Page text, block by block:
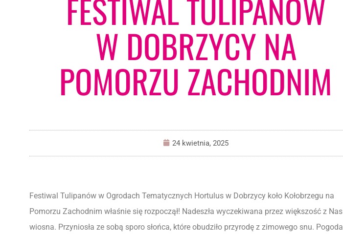
FESTIWAL TULIPANÓW
W DOBRZYCY NA
POMORZU ZACHODNIM
24 kwietnia, 2025
Festiwal Tulipanów w Ogrodach Tematycznych Hortulus w Dobrzycy koło Kołobrzegu na
Pomorzu Zachodnim właśnie się rozpoczął! Nadeszła wyczekiwana przez większość z Nas
wiosna. Przyniosła ze sobą sporo słońca, które obudziło przyrodę z zimowego snu. Pogoda